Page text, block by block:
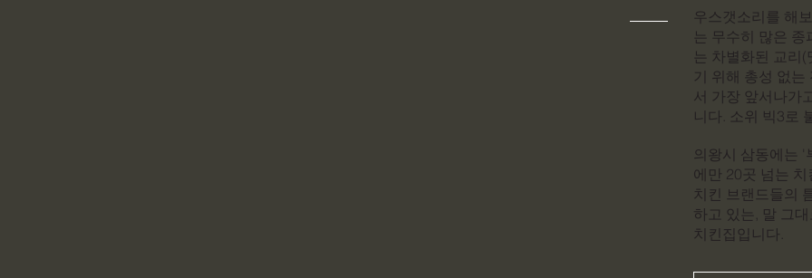
우스갯소리를 해
는 무수히 많은
는 차별화된 교리
기 위해 총성 없
서 가장 앞서나가
니다. 소위 빅3로
의왕시 삼동에는 '
에만 20곳 넘는
치킨 브랜드들의
하고 있는, 말 그
치킨집입니다.